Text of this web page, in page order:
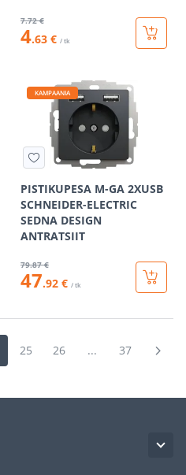
7.72 €
4.63 € / tk
KAMPAANIA
PISTIKUPESA M-GA 2XUSB
SCHNEIDER-ELECTRIC
SEDNA DESIGN
ANTRATSIIT
79.87 €
47.92 € / tk
25 26 ... 37